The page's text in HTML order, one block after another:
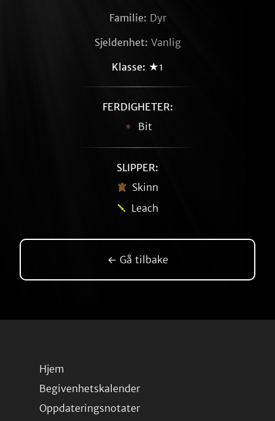
Familie: Dyr
Sjeldenhet: Vanlig
Klasse: ★1
FERDIGHETER:
Bit
SLIPPER:
Skinn
Leach
← Gå tilbake
Hjem
Begivenhetskalender
Oppdateringsnotater